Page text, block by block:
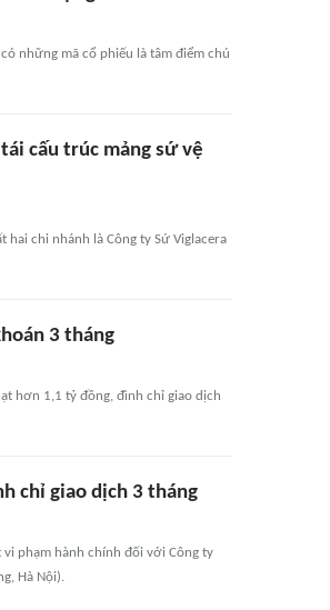
những mã cổ phiếu là tâm điểm chú
cấu trúc mảng sứ vệ
hai chi nhánh là Công ty Sứ Viglacera
3 tháng
hơn 1,1 tỷ đồng, đình chỉ giao dịch
chỉ giao dịch 3 tháng
phạm hành chính đối với Công ty
Hà Nội).